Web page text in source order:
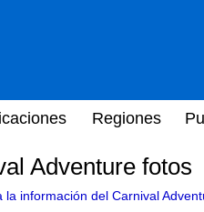
Regiones
Adventure fotos
la información del Carnival